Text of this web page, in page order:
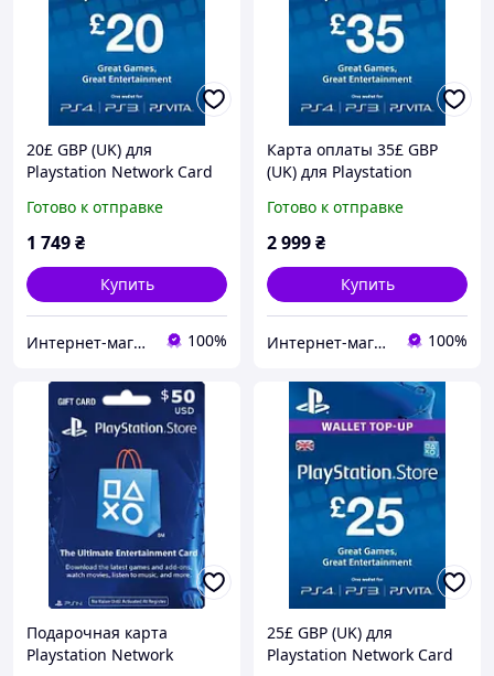
20£ GBP (UK) для
Playstation Network Card
PlayStation Store/PSN)
Готово к отправке
1 749₴
Купить
Интернет-магазин "Digital Product" 100%
Карта оплаты 35£ GBP
(UK) для Playstation
Kingdom, PlayStation
Store/PSN)
Готово к отправке
2 999₴
Купить
Интернет-магазин "KeyStoreGame" 100%
Подарочная карта
Playstation Network
25£ GBP (UK) для
Playstation Network Card